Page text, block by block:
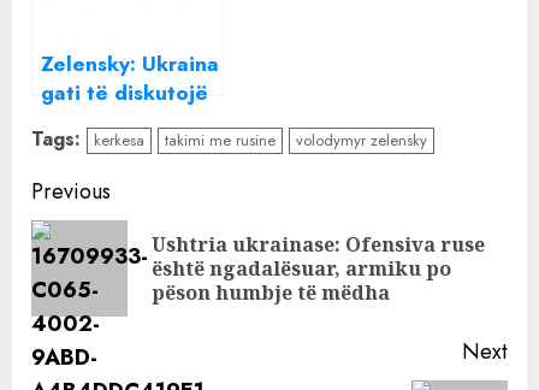
Zelensky: Ukraina
gati të diskutojë
armëpushimin me
Rusinë
Tags: kerkesa takimi me rusine volodymyr zelensky
Continue
Reading
Previous
Ushtria ukrainase: Ofensiva ruse
është ngadalësuar, armiku po
pëson humbje të mëdha
Next